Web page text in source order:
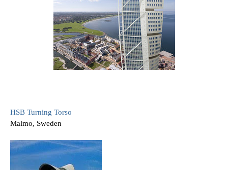
HSB Turning Torso
Malmo, Sweden